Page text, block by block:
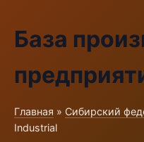
База
Главная » Сибирский
Industrial